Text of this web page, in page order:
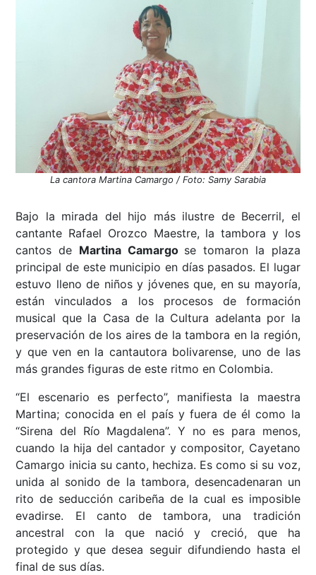
La cantora Martina Camargo / Foto: Samy Sarabia
Bajo la mirada del hijo más ilustre de Becerril, el
cantante Rafael Orozco Maestre, la tambora y los
cantos de Martina Camargo se tomaron la plaza
principal de este municipio en días pasados. El lugar
estuvo lleno de niños y jóvenes que, en su mayoría,
están vinculados a los procesos de formación
musical que la Casa de la Cultura adelanta por la
preservación de los aires de la tambora en la región,
y que ven en la cantautora bolivarense, uno de las
más grandes figuras de este ritmo en Colombia.
“El escenario es perfecto”, manifiesta la maestra
Martina; conocida en el país y fuera de él como la
“Sirena del Río Magdalena”. Y no es para menos,
cuando la hija del cantador y compositor, Cayetano
Camargo inicia su canto, hechiza. Es como si su voz,
unida al sonido de la tambora, desencadenaran un
rito de seducción caribeña de la cual es imposible
evadirse. El canto de tambora, una tradición
ancestral con la que nació y creció, que ha
protegido y que desea seguir difundiendo hasta el
final de sus días.